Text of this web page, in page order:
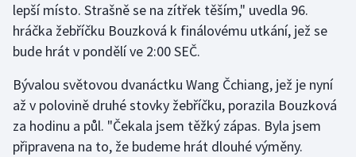
Lezení
Lyže a snowboard
Moderní pětiboj
Motorsport
lepší místo. Strašně se na zítřek těším," uvedla 96.
hráčka žebříčku Bouzková k finálovému utkání, jež se
bude hrát v pondělí ve 2:00 SEČ.
Bývalou světovou dvanáctku Wang Čchiang, jež je nyní
až v polovině druhé stovky žebříčku, porazila Bouzková
za hodinu a půl. "Čekala jsem těžký zápas. Byla jsem
připravena na to, že budeme hrát dlouhé výměny.